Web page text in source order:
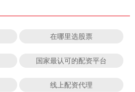
在哪里选股票
国家最认可的配资平台
线上配资代理